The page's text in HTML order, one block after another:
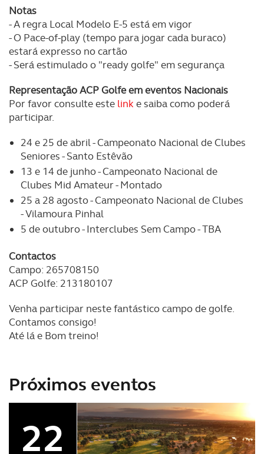
Notas
- A regra Local Modelo E-5 está em vigor
- O Pace-of-play (tempo para jogar cada buraco)
estará expresso no cartão
- Será estimulado o "ready golfe" em segurança
Representação ACP Golfe em eventos Nacionais
Por favor consulte este link e saiba como poderá
participar.
24 e 25 de abril - Campeonato Nacional de Clubes
Seniores - Santo Estêvão
13 e 14 de junho - Campeonato Nacional de
Clubes Mid Amateur - Montado
25 a 28 agosto - Campeonato Nacional de Clubes
- Vilamoura Pinhal
5 de outubro - Interclubes Sem Campo - TBA
Contactos
Campo: 265708150
ACP Golfe: 213180107
Venha participar neste fantástico campo de golfe.
Contamos consigo!
Até lá e Bom treino!
Próximos eventos
22